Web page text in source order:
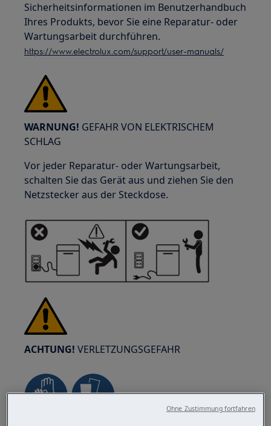
Sicherheitsinformationen im Benutzerhandbuch
Ihres Produkts, bevor Sie eine Reparatur- oder
Wartungsarbeit durchführen.
https://www.electrolux.com/support/user-manuals/
WARNUNG! GEFAHR VON ELEKTRISCHEM
SCHLAG
Vor jeder Reparatur- oder Wartungsarbeit,
schalten Sie das Gerät aus und ziehen Sie den
Netzstecker aus der Steckdose.
ACHTUNG! VERLETZUNGSGEFAHR
Ohne Zustimmung fortfahren